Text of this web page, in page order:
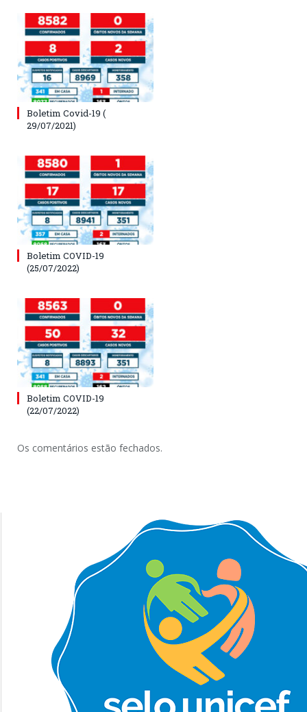
Boletim Covid-19 (
29/07/2021)
Boletim COVID-19
(25/07/2022)
Boletim COVID-19
(22/07/2022)
Os comentários estão fechados.